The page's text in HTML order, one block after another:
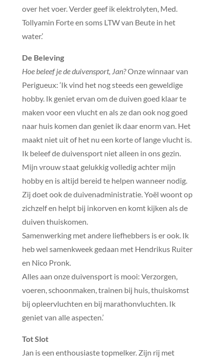
over het voer. Verder geef ik elektrolyten, Med.
Tollyamin Forte en soms LTW van Beute in het
water.’
De Beleving
Hoe beleef je de duivensport, Jan?Onze winnaar van
Perigueux: ‘Ik vind het nog steeds een geweldige
hobby. Ik geniet ervan om de duiven goed klaar te
maken voor een vlucht en als ze dan ook nog goed
naar huis komen dan geniet ik daar enorm van. Het
maakt niet uit of het nu een korte of lange vlucht is.
Ik beleef de duivensport niet alleen in ons gezin.
Mijn vrouw staat gelukkig volledig achter mijn
hobby en is altijd bereid te helpen wanneer nodig.
Zij doet ook de duivenadministratie. Yoël woont op
zichzelf en helpt bij inkorven en komt kijken als de
duiven thuiskomen.
Samenwerking met andere liefhebbers is er ook. Ik
heb wel samenkweek gedaan met Hendrikus Ruiter
en Nico Pronk.
Alles aan onze duivensport is mooi: Verzorgen,
voeren, schoonmaken, trainen bij huis, thuiskomst
bij opleervluchten en bij marathonvluchten. Ik
geniet van alle aspecten.’
Tot Slot
Jan is een enthousiaste topmelker. Zijn rij met